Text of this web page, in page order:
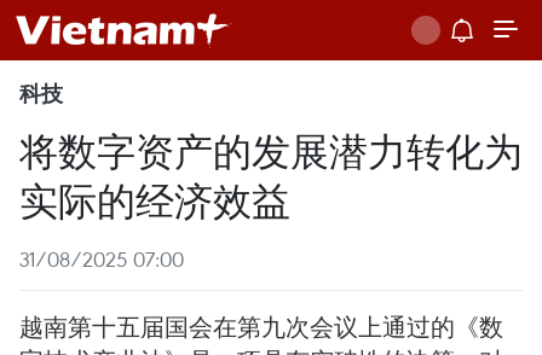
科技
将数字资产的发展潜力转化为
实际的经济效益
31/08/2025 07:00
越南第十五届国会在第九次会议上通过的《数